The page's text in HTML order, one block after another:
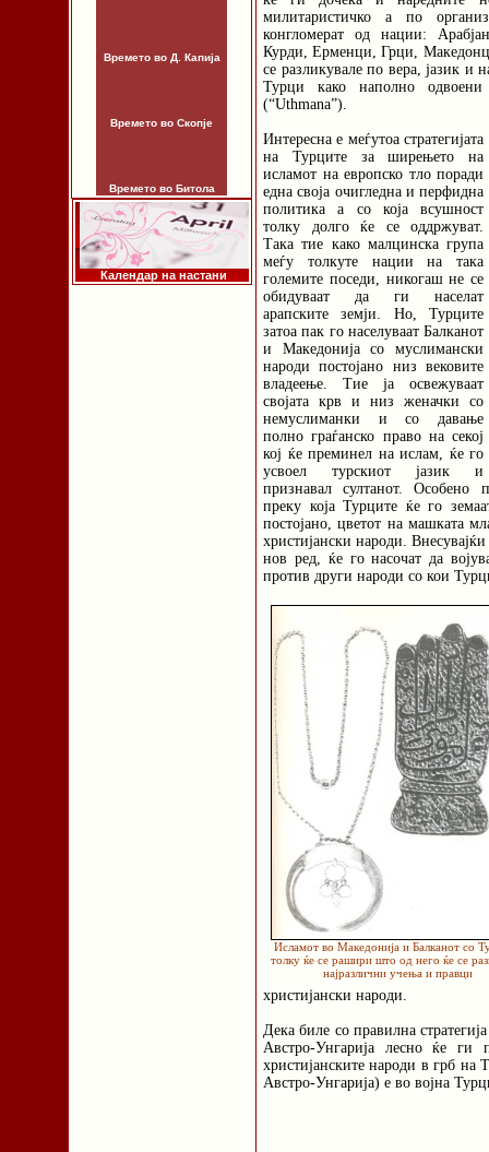
Времето во Д. Капија
Времето во Скопје
Времето во Битола
Календар на настани
милитаристичко а по
конгломерат од нации:
Курди, Ерменци, Грци,
се разликувале по вера, јазик и
Турци како наполно
(“Uthmana”).
Интересна е меѓутоа стратегијата
на Турците за ширењето на
исламот на европско тло поради
една своја очигледна и перфидна
политика а со која всушност
толку долго ќе се оддржуват.
Така тие како малцинска група
меѓу толкуте нации на така
големите поседи, никогаш не се
обидуваат да ги населат
арапските земји. Но, Турците
затоа пак го населуваат Балканот
и Македонија со муслимански
народи постојано низ вековите
владеење. Тие ја освежуваат
својата крв и низ женачки со
немуслиманки и со давање
полно граѓанско право на секој
кој ќе преминел на ислам, ќе го
усвоел турскиот јазик и
признавал султанот. Особено
преку која Турците ќе го
постојано, цветот на машката
христијански народи.
нов ред, ќе го насочат да
против други народи со кои
Исламот во Македонија и Балканот со
толку ќе се рашири што од него ќе се
најразлични учења и правци
христијански народи.
Дека биле со правилна
Австро-Унгарија лесно ќе ги
христијанските народи в грб на
Австро-Унгарија) е во војна